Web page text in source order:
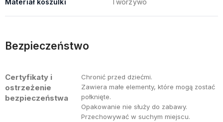
Materiał koszulki Tworzywo
Bezpieczeństwo
Certyfikaty i
ostrzeżenie
bezpieczeństwa
Chronić przed dziećmi.
Zawiera małe elementy, które mogą zostać
połknięte.
Opakowanie nie służy do zabawy.
Przechowywać w suchym miejscu.